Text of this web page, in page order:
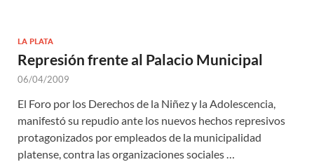
LA PLATA
Represión frente al Palacio Municipal
06/04/2009
El Foro por los Derechos de la Niñez y la Adolescencia,
manifestó su repudio ante los nuevos hechos represivos
protagonizados por empleados de la municipalidad
platense, contra las organizaciones sociales …